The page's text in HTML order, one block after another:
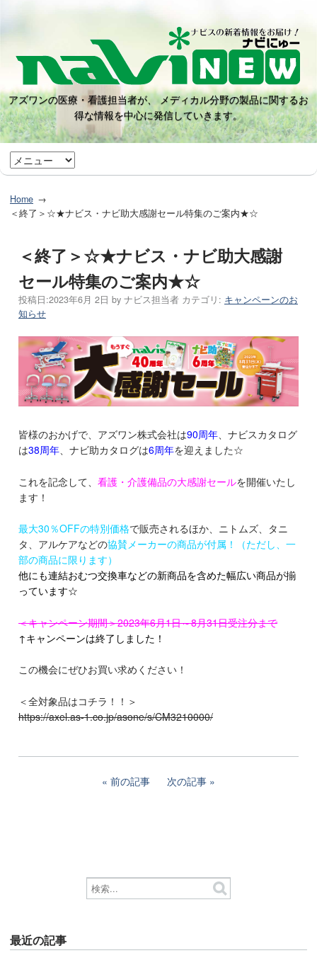
アズワンの医療・看護担当者が、 メディカル分野の製品に関するお
得な情報を中心に発信していきます。
Home
＜終了＞☆★ナビス・ナビ助大感謝セール特集のご案内★☆
＜終了＞☆★ナビス・ナビ助大感謝
セール特集のご案内★☆
投稿日:2023年6月 2日 by ナビス担当者 カテゴリ: キャンペーンのお
知らせ
皆様のおかげで、アズワン株式会社は90周年 、ナビスカタログ
は38周年 、ナビ助カタログは6周年を迎えました☆
これを記念して、 看護・介護備品の大感謝セールを開催いたし
ます！
最大30％OFFの特別価格で販売されるほか、ニトムズ、タニ
タ、アルケアなどの協賛メーカーの商品が付属！（ただし、一
部の商品に限ります）
他にも連結おむつ交換車などの新商品を含めた幅広い商品が揃
っています☆
＜キャンペーン期間＞2023年6月1日～8月31日受注分まで
↑キャンペーンは終了しました！
この機会にぜひお買い求めください！
＜全対象品はコチラ！！＞
https://axel.as-1.co.jp/asone/s/CM3210000/
前の記事 次の記事
最近の記事